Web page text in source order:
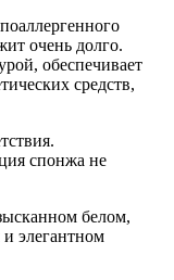
очень долго.
обеспечивает
средств,
спонжа не
белом,
элегантном